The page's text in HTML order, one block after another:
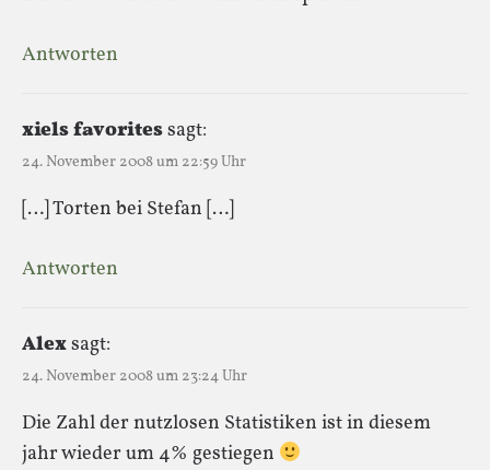
Antworten
xiels favoritessagt:
24. November 2008 um 22:59 Uhr
[…] Torten bei Stefan […]
Antworten
Alexsagt:
24. November 2008 um 23:24 Uhr
Die Zahl der nutzlosen Statistiken ist in diesem
jahr wieder um 4% gestiegen